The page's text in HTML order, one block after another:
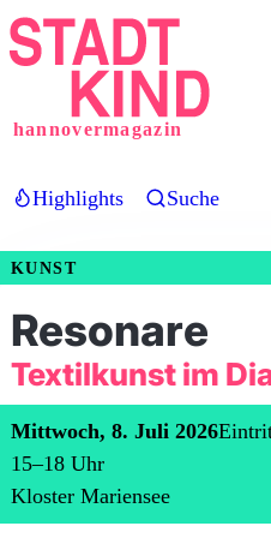
Direkt
zum
hannovermagazin
Highlights Suche
KUNST
Resonare
Textilkunst im
Mittwoch, 8. Juli 2026
15–18 Uhr
Kloster Mariensee